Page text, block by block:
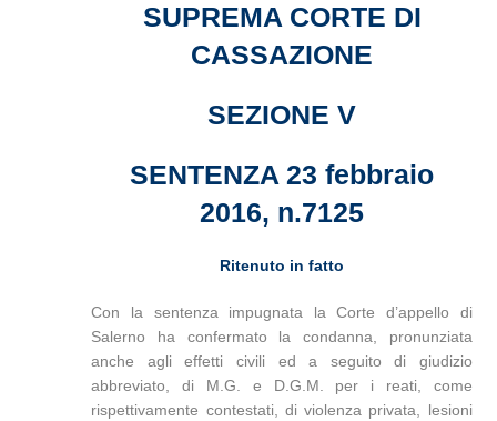
SUPREMA CORTE DI
CASSAZIONE
SEZIONE V
SENTENZA 23 febbraio
2016, n.7125
Ritenuto in fatto
Con la sentenza impugnata la Corte d’appello di
Salerno ha confermato la condanna, pronunziata
anche agli effetti civili ed a seguito di giudizio
abbreviato, di M.G. e D.G.M. per i reati, come
rispettivamente contestati, di violenza privata, lesioni